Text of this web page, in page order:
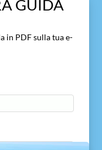
GUIDA
in PDF sulla tua e-